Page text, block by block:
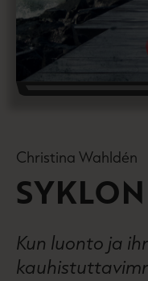
Christina Wahldén
Kun luonto ja